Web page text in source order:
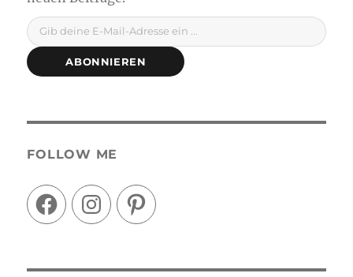
Gib deine E-Mail-Adresse ein ...
ABONNIEREN
FOLLOW ME
FacebookInstagramPinterest